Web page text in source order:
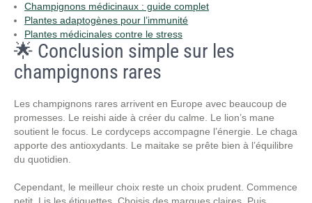
Champignons médicinaux : guide complet
Plantes adaptogènes pour l’immunité
Plantes médicinales contre le stress
🌟 Conclusion simple sur les
champignons rares
Les champignons rares arrivent en Europe avec beaucoup de
promesses. Le reishi aide à créer du calme. Le lion’s mane
soutient le focus. Le cordyceps accompagne l’énergie. Le chaga
apporte des antioxydants. Le maitake se prête bien à l’équilibre
du quotidien.
Cependant, le meilleur choix reste un choix prudent. Commence